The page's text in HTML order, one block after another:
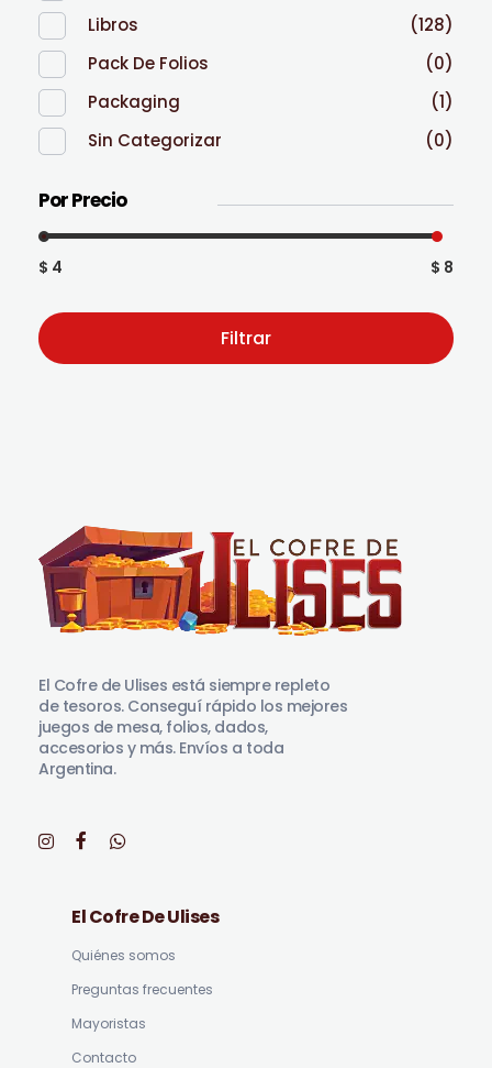
Libros
(128)
Pack De Folios
(0)
Packaging
(1)
Sin Categorizar
(0)
Por Precio
$ 4 $ 8
Filtrar
El Cofre de Ulises está siempre repleto
de tesoros. Conseguí rápido los mejores
juegos de mesa, folios, dados,
accesorios y más. Envíos a toda
Argentina.
El Cofre De Ulises
Quiénes somos
Preguntas frecuentes
Mayoristas
Contacto